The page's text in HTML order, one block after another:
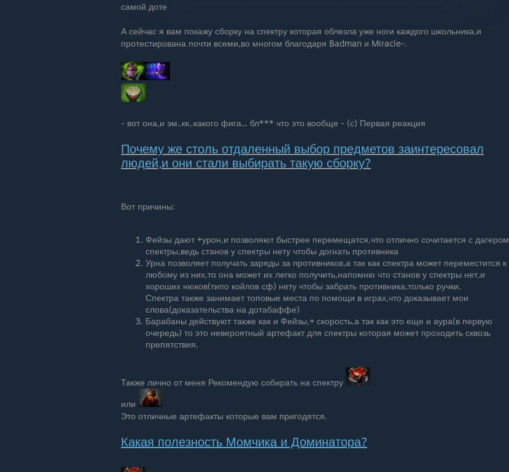
самой доте
А сейчас я вам покажу сборку на спектру которая облезла уже ноги каждого школьника,и
протестирована почти всеми,во многом благодаря Badman и Miracle-.
- вот она,и эм..кк..какого фига... бл*** что это вообще - (с) Первая реакция
Почему же столь отдаленный выбор предметов заинтересовал
людей,и они стали выбирать такую сборку?
Вот причины:
Фейзы дают +урон,и позволяют быстрее перемещатся,что отлично сочитается с дагером
спектры,ведь станов у спектры нету чтобы догнать противника
Урна позволяет получать заряды за противников,а так как спектра может переместится к
любому из них,то она может их легко получить,напомню что станов у спектры нет,и
хороших нюков(типо койлов сф) нету чтобы забрать противника,только ручки.
Спектра также занимает топовые места по помощи в играх,что доказывает мои
слова(доказательства на дотабаффе)
Барабаны действуют также как и Фейзы,+ скорость,а так как это еще и аура(в первую
очередь) то это невероятный артефакт для спектры которая может проходить сквозь
препятствия.
Также лично от меня Рекомендую собирать на спектру
или
Это отличные артефакты которые вам пригодятся.
Какая полезность Момчика и Доминатора?